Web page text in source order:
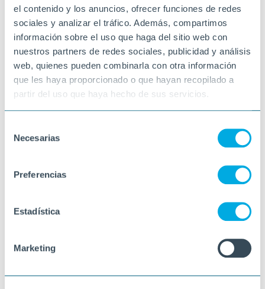
el contenido y los anuncios, ofrecer funciones de redes
sociales y analizar el tráfico. Además, compartimos
información sobre el uso que haga del sitio web con
nuestros partners de redes sociales, publicidad y análisis
web, quienes pueden combinarla con otra información
que les haya proporcionado o que hayan recopilado a
partir del uso que haya hecho de sus servicios.
Necesarias
Preferencias
Estadística
Marketing